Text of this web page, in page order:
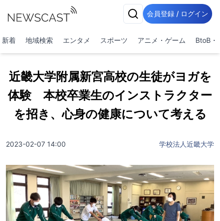
会員登録 / ログイン
新着 地域検索 エンタメ スポーツ アニメ・ゲーム BtoB・
近畿大学附属新宮高校の生徒がヨガを
体験 本校卒業生のインストラクター
を招き、心身の健康について考える
2023-02-07 14:00 学校法人近畿大学